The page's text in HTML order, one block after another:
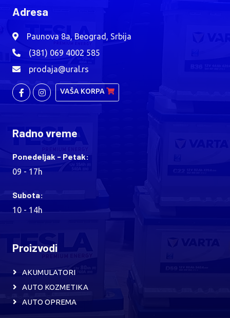
Adresa
Paunova 8a, Beograd, Srbija
(381) 069 4002 585
prodaja@ural.rs
VAŠA KORPA
Radno vreme
Ponedeljak - Petak:
09 - 17h
Subota:
10 - 14h
Proizvodi
AKUMULATORI
AUTO KOZMETIKA
AUTO OPREMA